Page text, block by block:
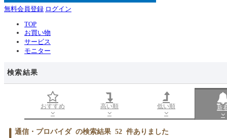
無料会員登録 ログイン
TOP
お買い物
サービス
モニター
検索結果
おすすめ 高い順 低い順 新
通信・プロバイダ の検索結果 52 件ありました